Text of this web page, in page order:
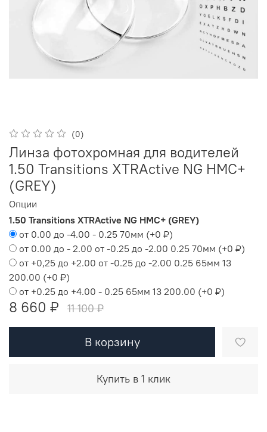
(0)
Линза фотохромная для водителей
1.50 Transitions XTRActive NG HMC+
(GREY)
Опции
1.50 Transitions XTRActive NG HMC+ (GREY)
от 0.00 до -4.00 - 0.25 70мм (+0 ₽)
от 0.00 до - 2.00 от -0.25 до -2.00 0.25 70мм (+0 ₽)
от +0,25 до +2.00 от -0.25 до -2.00 0.25 65мм 13
200.00 (+0 ₽)
от +0.25 до +4.00 - 0.25 65мм 13 200.00 (+0 ₽)
8 660 ₽ 11 100 ₽
В корзину
Купить в 1 клик